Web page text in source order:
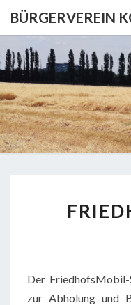
content
BÜRGERVEREIN
Der
zur Abholung und